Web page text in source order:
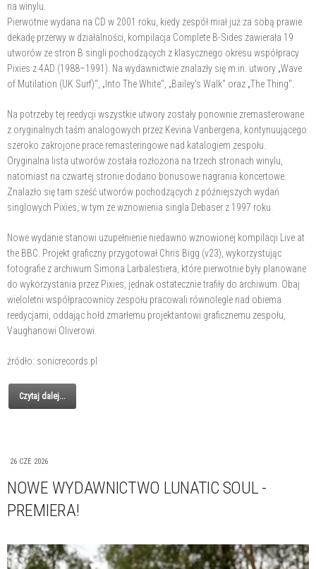
na winylu.
Pierwotnie wydana na CD w 2001 roku, kiedy zespół miał już za sobą prawie
dekadę przerwy w działalności, kompilacja Complete B-Sides zawierała 19
utworów ze stron B singli pochodzących z klasycznego okresu współpracy
Pixies z 4AD (1988–1991). Na wydawnictwie znalazły się m.in. utwory „Wave
of Mutilation (UK Surf)", „Into The White", „Bailey's Walk" oraz „The Thing".
Na potrzeby tej reedycji wszystkie utwory zostały ponownie zremasterowane
z oryginalnych taśm analogowych przez Kevina Vanbergena, kontynuującego
szeroko zakrojone prace remasteringowe nad katalogiem zespołu.
Oryginalna lista utworów została rozłożona na trzech stronach winylu,
natomiast na czwartej stronie dodano bonusowe nagrania koncertowe.
Znalazło się tam sześć utworów pochodzących z późniejszych wydań
singlowych Pixies, w tym ze wznowienia singla Debaser z 1997 roku.
Nowe wydanie stanowi uzupełnienie niedawno wznowionej kompilacji Live at
the BBC. Projekt graficzny przygotował Chris Bigg (v23), wykorzystując
fotografie z archiwum Simona Larbalestiera, które pierwotnie były planowane
do wykorzystania przez Pixies, jednak ostatecznie trafiły do archiwum. Obaj
wieloletni współpracownicy zespołu pracowali równolegle nad obiema
reedycjami, oddając hołd zmarłemu projektantowi graficznemu zespołu,
Vaughanowi Oliverowi.
źródło: sonicrecords.pl
Czytaj dalej...
26 CZE 2026
NOWE WYDAWNICTWO LUNATIC SOUL -
PREMIERA!